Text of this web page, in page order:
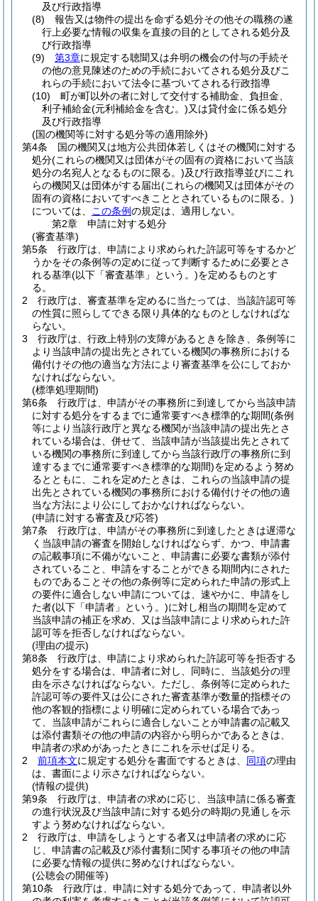
及び行政指導
(8)
報告又は物件の提出を命ずる処分その他その職務の遂
行上必要な情報の収集を直接の目的としてされる処分及
び行政指導
(9)
第3章に規定する聴聞又は弁明の機会の付与の手続そ
の他の意見陳述のための手続においてされる処分及びこ
れらの手続において法令に基づいてされる行政指導
(10)
町が町以外の者に対して交付する補助金、負担金、
利子補給金(元利補給金を含む。)又は貸付金に係る処分
及び行政指導
(国の機関等に対する処分等の適用除外)
第4条
国の機関又は地方公共団体若しくはその機関に対する
処分(これらの機関又は団体がその固有の資格において当該
処分の名宛人となるものに限る。)及び行政指導並びにこれ
らの機関又は団体がする届出(これらの機関又は団体がその
固有の資格においてすべきこととされているものに限る。)
については、
この条例の規定は、適用しない。
第2章
申請に対する処分
(審査基準)
第5条
行政庁は、申請により求められた許認可等をするかど
うかをその条例等の定めに従って判断するために必要とさ
れる基準(以下「審査基準」という。)を定めるものとす
る。
2
行政庁は、審査基準を定めるに当たっては、当該許認可等
の性質に照らしてできる限り具体的なものとしなければな
らない。
3
行政庁は、行政上特別の支障があるときを除き、条例等に
より当該申請の提出先とされている機関の事務所における
備付けその他の適当な方法により審査基準を公にしておか
なければならない。
(標準処理期間)
第6条
行政庁は、申請がその事務所に到達してから当該申請
に対する処分をするまでに通常要すべき標準的な期間(条例
等により当該行政庁と異なる機関が当該申請の提出先とさ
れている場合は、併せて、当該申請が当該提出先とされて
いる機関の事務所に到達してから当該行政庁の事務所に到
達するまでに通常要すべき標準的な期間)を定めるよう努め
るとともに、これを定めたときは、これらの当該申請の提
出先とされている機関の事務所における備付けその他の適
当な方法により公にしておかなければならない。
(申請に対する審査及び応答)
第7条
行政庁は、申請がその事務所に到達したときは遅滞な
く当該申請の審査を開始しなければならず、かつ、申請書
の記載事項に不備がないこと、申請書に必要な書類が添付
されていること、申請をすることができる期間内にされた
ものであることその他の条例等に定められた申請の形式上
の要件に適合しない申請については、速やかに、申請をし
た者(以下「申請者」という。)に対し相当の期間を定めて
当該申請の補正を求め、又は当該申請により求められた許
認可等を拒否しなければならない。
(理由の提示)
第8条
行政庁は、申請により求められた許認可等を拒否する
処分をする場合は、申請者に対し、同時に、当該処分の理
由を示さなければならない。 ただし、条例等に定められた
許認可等の要件又は公にされた審査基準が数量的指標その
他の客観的指標により明確に定められている場合であっ
て、当該申請がこれらに適合しないことが申請書の記載又
は添付書類その他の申請の内容から明らかであるときは、
申請者の求めがあったときにこれを示せば足りる。
2
前項本文に規定する処分を書面でするときは、 同項の理由
は、書面により示さなければならない。
(情報の提供)
第9条
行政庁は、申請者の求めに応じ、当該申請に係る審査
の進行状況及び当該申請に対する処分の時期の見通しを示
すよう努めなければならない。
2
行政庁は、申請をしようとする者又は申請者の求めに応
じ、申請書の記載及び添付書類に関する事項その他の申請
に必要な情報の提供に努めなければならない。
(公聴会の開催等)
第10条
行政庁は、申請に対する処分であって、申請者以外